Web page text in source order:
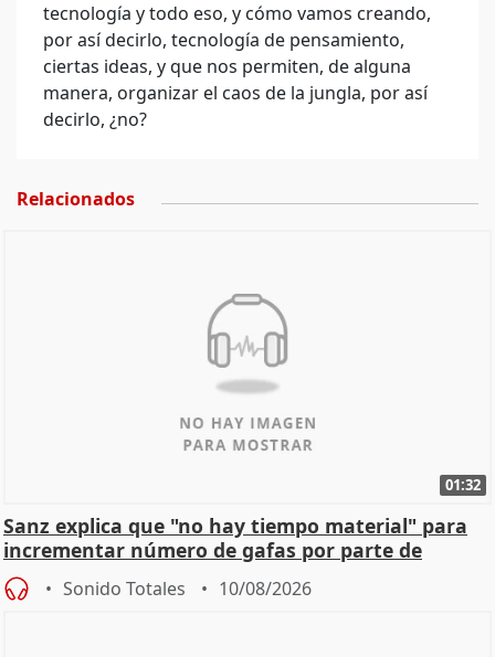
tecnología y todo eso, y cómo vamos creando,
por así decirlo, tecnología de pensamiento,
ciertas ideas, y que nos permiten, de alguna
manera, organizar el caos de la jungla, por así
decirlo, ¿no?
Relacionados
01:32
Sanz explica que "no hay tiempo material" para
incrementar número de gafas por parte de
Ayuntamiento
Sonido Totales 10/08/2026